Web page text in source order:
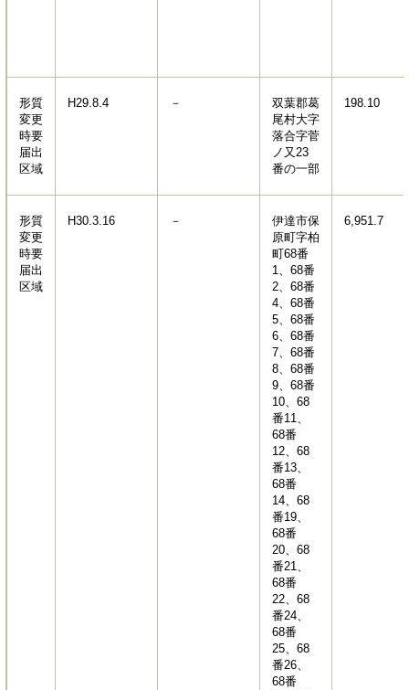
形質
変更
時要
届出
区域
H29.8.4 －
双葉郡葛
尾村大字
落合字菅
ノ又23
番の一部
198.10
形質
変更
時要
届出
区域
H30.3.16 －
伊達市保
原町字柏
町68番
1、68番
2、68番
4、68番
5、68番
6、68番
7、68番
8、68番
9、68番
10、68
番11、
68番
12、68
番13、
68番
14、68
番19、
68番
20、68
番21、
68番
22、68
番24、
68番
25、68
番26、
68番
6,951.7